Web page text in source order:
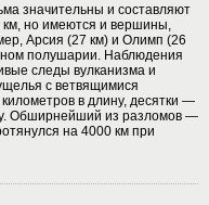
значительны и составляют
но имеются и вершины,
Арсия (27 км) и Олимп (26
полушарии. Наблюдения
следы вулканизма и
с ветвящимися
в длину, десятки —
Обширнейший из разломов —
на 4000 км при